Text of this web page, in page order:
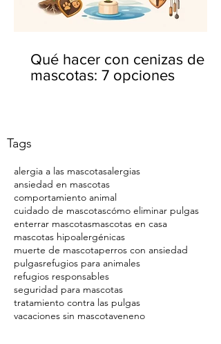
Qué hacer con cenizas de
mascotas: 7 opciones
Tags
alergia a las mascotasalergias
ansiedad en mascotas
comportamiento animal
cuidado de mascotascómo eliminar pulgas
enterrar mascotasmascotas en casa
mascotas hipoalergénicas
muerte de mascotaperros con ansiedad
pulgasrefugios para animales
refugios responsables
seguridad para mascotas
tratamiento contra las pulgas
vacaciones sin mascotaveneno